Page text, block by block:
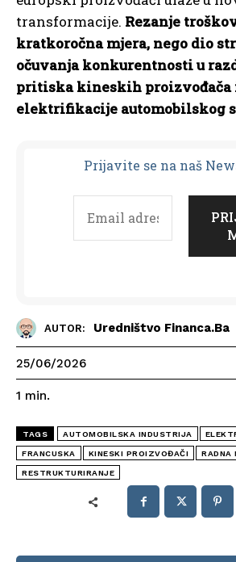
transformacije. Rezanje
kratkoročna mjera, nego dio
očuvanja konkurentnosti u
pritiska kineskih proizvođača
elektrifikacije automobilskog
Prijavite se na naš
AUTOR: Uredništvo Financa.ba
25/06/2026
1 min.
TAGS AUTOMOBILSKA INDUSTRIJA
FRANCUSKA KINESKI PROIZVOĐAČI RADNA
RESTRUKTURIRANJE